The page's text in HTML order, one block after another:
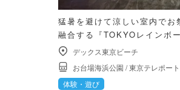
猛暑を避けて涼しい室内で
融合する『TOKYOレインボ
デックス東京ビーチ
お台場海浜公園 /東京テレポート
体験・遊び